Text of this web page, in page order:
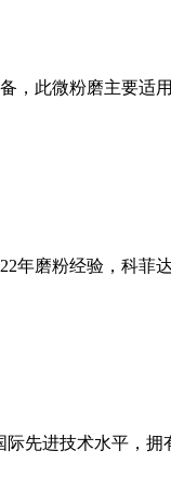
，此微粉磨主要适
年磨粉经验，科
先进技术水平，